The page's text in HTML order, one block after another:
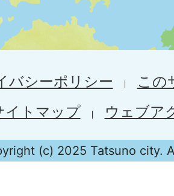
バシーポリシー
この
イトマップ
ウェブア
(c) 2025 Tatsuno city.